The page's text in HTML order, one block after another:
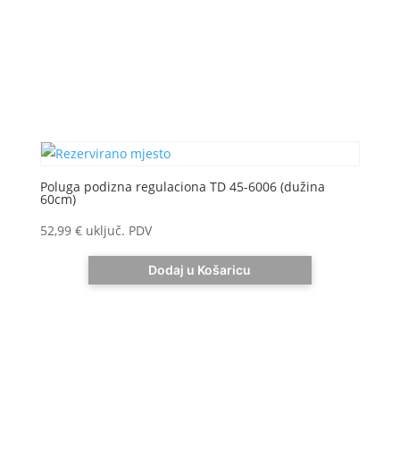
Poluga podizna regulaciona TD 45-6006 (dužina
60cm)
52,99 € uključ. PDV
Dodaj u Košaricu